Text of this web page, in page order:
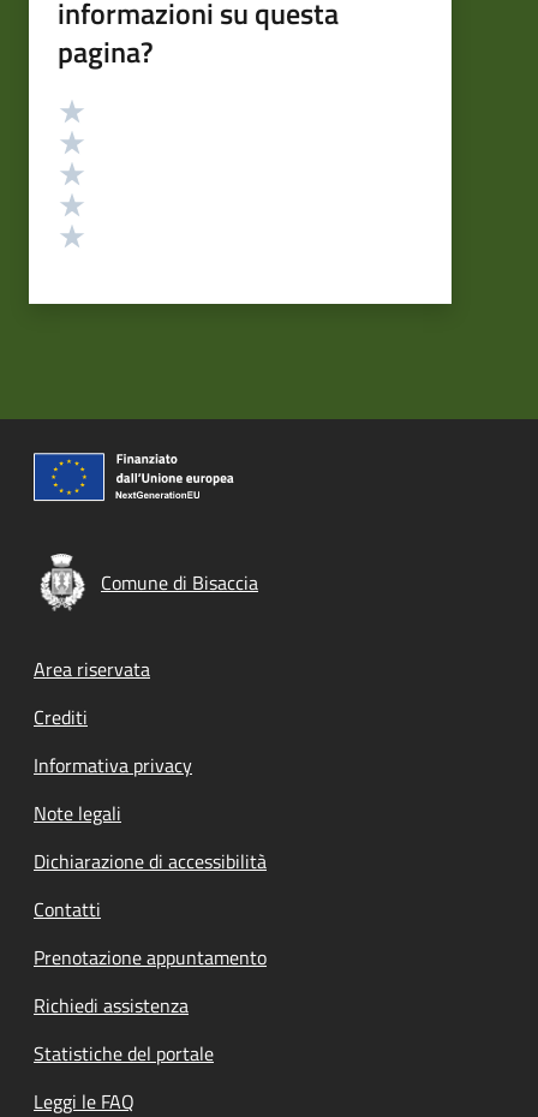
informazioni su questa
pagina?
Valutazione
Comune di Bisaccia
Footer menu
Area riservata
Crediti
Informativa privacy
Note legali
Dichiarazione di accessibilità
Contatti
Prenotazione appuntamento
Richiedi assistenza
Statistiche del portale
Leggi le FAQ